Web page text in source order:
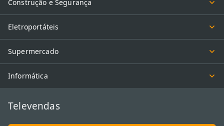
Construção e Segurança
Eletroportáteis
Supermercado
Informática
Televendas